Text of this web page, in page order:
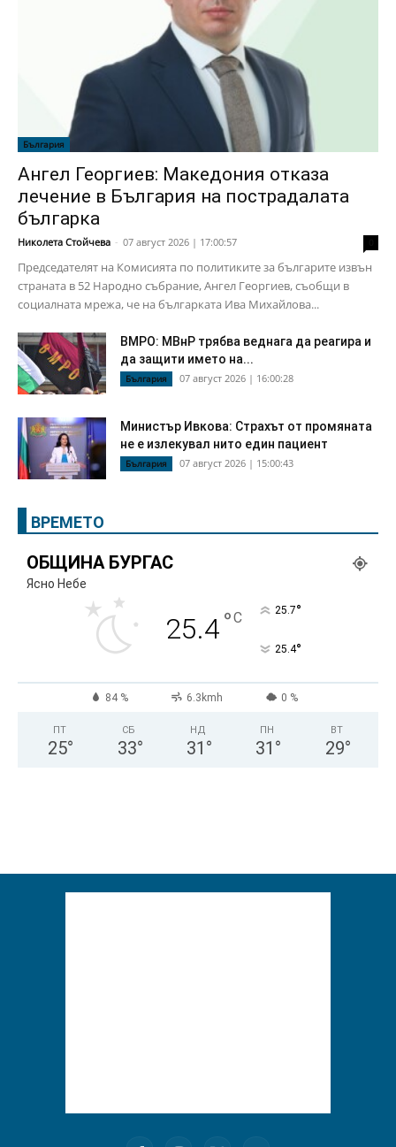
България
Ангел Георгиев: Македония отказа
лечение в България на пострадалата
българка
Николета Стойчева - 07 август 2026 | 17:00:57
Председателят на Комисията по политиките за българите извън
страната в 52 Народно събрание, Ангел Георгиев, съобщи в
социалната мрежа, че на българката Ива Михайлова...
ВМРО: МВнР трябва веднага да реагира и
да защити името на...
България 07 август 2026 | 16:00:28
Министър Ивкова: Страхът от промяната
не е излекувал нито един пациент
България 07 август 2026 | 15:00:43
ВРЕМЕТО
ОБЩИНА БУРГАС
Ясно Небе
25.4°C 25.7°
25.4°
84 % 6.3kmh 0 %
ПТ
25°
СБ
33°
НД
31 °
ПН
31 °
ВТ
29°